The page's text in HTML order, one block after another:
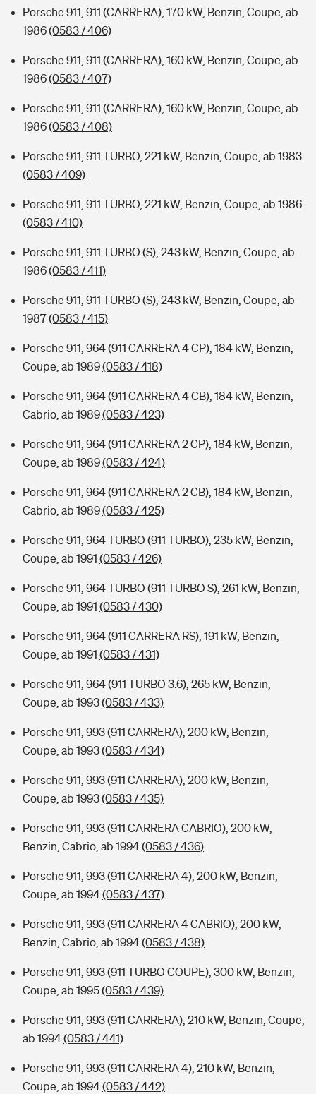
Porsche 911, 911 (CARRERA), 170 kW, Benzin, Coupe, ab
1986(0583 / 406)
Porsche 911, 911 (CARRERA), 160 kW, Benzin, Coupe, ab
1986(0583 / 407)
Porsche 911, 911 (CARRERA), 160 kW, Benzin, Coupe, ab
1986(0583 / 408)
Porsche 911, 911 TURBO, 221 kW, Benzin, Coupe, ab 1983
(0583 / 409)
Porsche 911, 911 TURBO, 221 kW, Benzin, Coupe, ab 1986
(0583 / 410)
Porsche 911, 911 TURBO (S), 243 kW, Benzin, Coupe, ab
1986(0583 / 411)
Porsche 911, 911 TURBO (S), 243 kW, Benzin, Coupe, ab
1987(0583 / 415)
Porsche 911, 964 (911 CARRERA 4 CP), 184 kW, Benzin,
Coupe, ab 1989(0583 / 418)
Porsche 911, 964 (911 CARRERA 4 CB), 184 kW, Benzin,
Cabrio, ab 1989(0583 / 423)
Porsche 911, 964 (911 CARRERA 2 CP), 184 kW, Benzin,
Coupe, ab 1989(0583 / 424)
Porsche 911, 964 (911 CARRERA 2 CB), 184 kW, Benzin,
Cabrio, ab 1989(0583 / 425)
Porsche 911, 964 TURBO (911 TURBO), 235 kW, Benzin,
Coupe, ab 1991 (0583 / 426)
Porsche 911, 964 TURBO (911 TURBO S), 261 kW, Benzin,
Coupe, ab 1991 (0583 / 430)
Porsche 911, 964 (911 CARRERA RS), 191 kW, Benzin,
Coupe, ab 1991 (0583 / 431)
Porsche 911, 964 (911 TURBO 3.6), 265 kW, Benzin,
Coupe, ab 1993(0583 / 433)
Porsche 911, 993 (911 CARRERA), 200 kW, Benzin,
Coupe, ab 1993(0583 / 434)
Porsche 911, 993 (911 CARRERA), 200 kW, Benzin,
Coupe, ab 1993(0583 / 435)
Porsche 911, 993 (911 CARRERA CABRIO), 200 kW,
Benzin, Cabrio, ab 1994(0583 / 436)
Porsche 911, 993 (911 CARRERA 4), 200 kW, Benzin,
Coupe, ab 1994(0583 / 437)
Porsche 911, 993 (911 CARRERA 4 CABRIO), 200 kW,
Benzin, Cabrio, ab 1994(0583 / 438)
Porsche 911, 993 (911 TURBO COUPE), 300 kW, Benzin,
Coupe, ab 1995(0583 / 439)
Porsche 911, 993 (911 CARRERA), 210 kW, Benzin, Coupe,
ab 1994(0583 / 441)
Porsche 911, 993 (911 CARRERA 4), 210 kW, Benzin,
Coupe, ab 1994(0583 / 442)